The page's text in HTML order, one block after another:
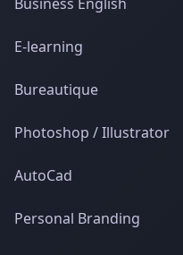
E-learning
Bureautique
Photoshop / Illustrator
AutoCad
Personal Branding